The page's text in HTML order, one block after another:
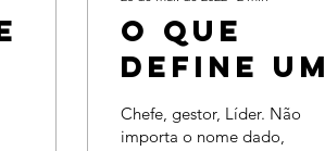
O QUE
DEFINE UM
BOM LIDER
Chefe, gestor, Líder. Não
importa o nome dado,